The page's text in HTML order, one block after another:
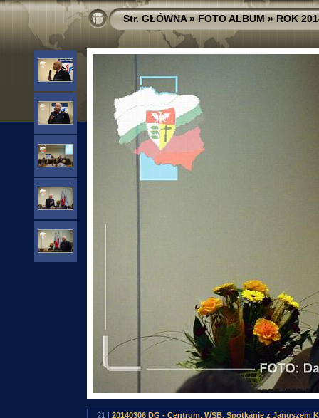
Str. GŁÓWNA»FOTO ALBUM»ROK
21 | 20140306 DG - Centrum. WSB. Spotkanie z